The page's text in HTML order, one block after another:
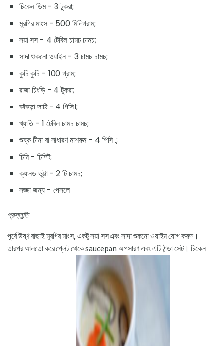
চিকেন ডিম - 3 টুকরা;
মুরগির মাংস - 500 মিলিগ্রাম;
সয়া সস - 4 টেবিল চামচ চামচ;
সাদা শুকনো ওয়াইন - 3 চামচ চামচ;
কুচি কুচি - 100 গ্রাম;
রাজা চিংড়ি - 4 টুকরা;
কাঁকড়া লাঠি - 4 পিসি।;
খ্যাতি - 1 টেবিল চামচ চামচ;
শুষ্ক চীনা বা সাধারণ মাশরুম - 4 পিসি .;
চিনি - চিম্টি;
ক্যানড ভুট্টা - 2 টি চামচ;
সজ্জা জন্য - পেসলে
প্রস্তুতি
পূর্বে উষ্ণ বাছাই মুরগির মাংস, একটু সয়া সস এবং সাদা শুকনো ওয়াইন যোগ করুন।
তারপর আলতো করে প্লেট থেকে saucepan অপসারণ এবং এটি ঠান্ডা সেট। চিকেন